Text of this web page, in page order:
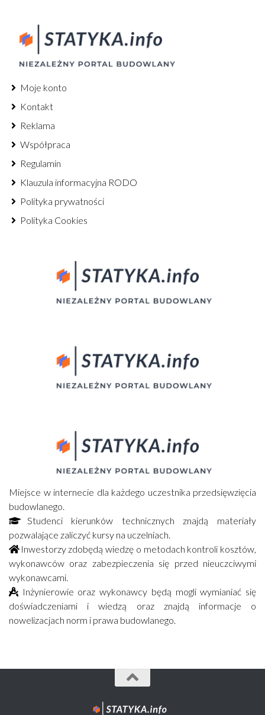
Moje konto
Kontakt
Reklama
Współpraca
Regulamin
Klauzula informacyjna RODO
Polityka prywatności
Polityka Cookies
Miejsce w internecie dla każdego uczestnika przedsięwzięcia
budowlanego.
Studenci kierunków technicznych znajdą materiały
pozwalające zaliczyć kursy na uczelniach.
Inwestorzy zdobędą wiedzę o metodach kontroli kosztów,
wykonawców oraz zabezpieczenia się przed nieuczciwymi
wykonawcami.
Inżynierowie oraz wykonawcy będą mogli wymianiać się
doświadczeniami i wiedzą oraz znajdą informacje o
nowelizacjach norm i prawa budowlanego.